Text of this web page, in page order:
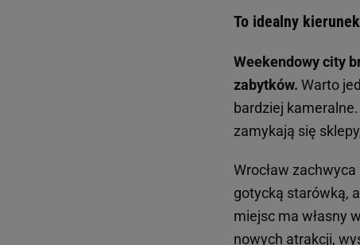
To idealny
Weekendowy city
zabytków. Warto
bardziej
zamykają się
Wrocław
gotycką starówką,
miejsc ma własny
nowych atrakcji,